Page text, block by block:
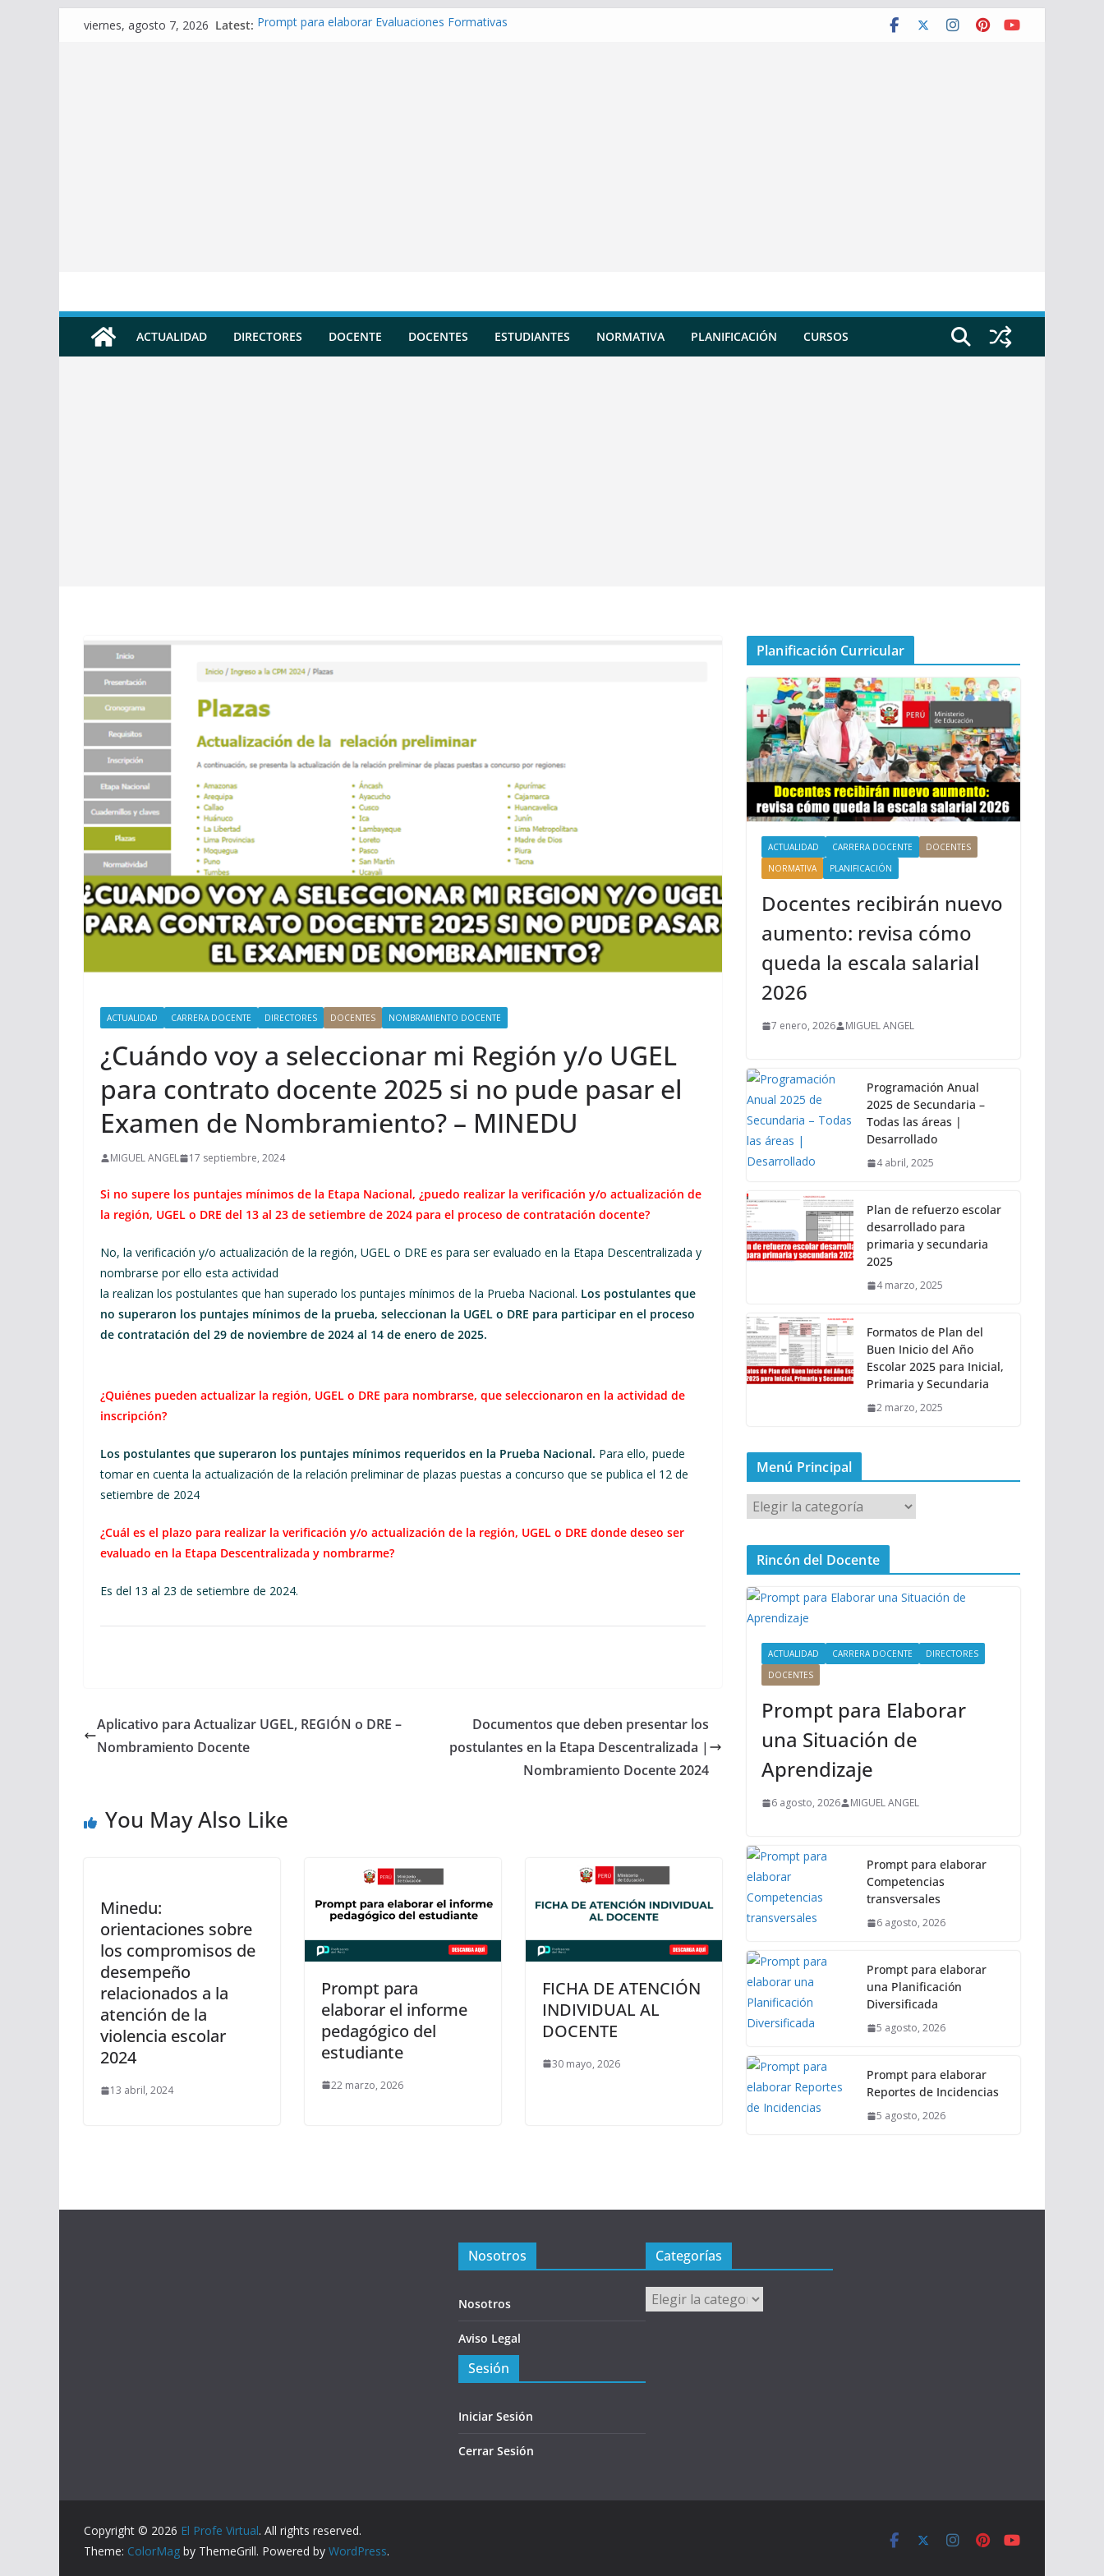
Skipviernes, agosto 7, 2026 Latest: Prompt para elaborar Evaluaciones Formativas
ACTUALIDAD DIRECTORES DOCENTE DOCENTES ESTUDIANTES NORMATIVA PLANIFICACIÓN CURSOS
ACTUALIDAD CARRERA DOCENTE DIRECTORES DOCENTES NOMBRAMIENTO DOCENTE
¿Cuándo voy a seleccionar mi Región y/o UGEL
para contrato docente 2025 si no pude pasar el
Examen de Nombramiento? – MINEDU
MIGUEL ANGEL 17 septiembre, 2024
Si no supere los puntajes mínimos de la Etapa Nacional, ¿puedo realizar la verificación y/o actualización de
la región, UGEL o DRE del 13 al 23 de setiembre de 2024 para el proceso de contratación docente?
No, la verificación y/o actualización de la región, UGEL o DRE es para ser evaluado en la Etapa Descentralizada y
nombrarse por ello esta actividad
la realizan los postulantes que han superado los puntajes mínimos de la Prueba Nacional. Los postulantes que
no superaron los puntajes mínimos de la prueba, seleccionan la UGEL o DRE para participar en el proceso
de contratación del 29 de noviembre de 2024 al 14 de enero de 2025.
¿Quiénes pueden actualizar la región, UGEL o DRE para nombrarse, que seleccionaron en la actividad de
inscripción?
Los postulantes que superaron los puntajes mínimos requeridos en la Prueba Nacional. Para ello, puede
tomar en cuenta la actualización de la relación preliminar de plazas puestas a concurso que se publica el 12 de
setiembre de 2024
¿Cuál es el plazo para realizar la verificación y/o actualización de la región, UGEL o DRE donde deseo ser
evaluado en la Etapa Descentralizada y nombrarme?
Es del 13 al 23 de setiembre de 2024.
Aplicativo para Actualizar UGEL, REGIÓN o DRE –
Nombramiento Docente
Documentos que deben presentar los
postulantes en la Etapa Descentralizada |
Nombramiento Docente 2024
You May Also Like
Minedu:
orientaciones sobre
los compromisos de
desempeño
relacionados a la
atención de la
violencia escolar
2024
13 abril, 2024
Prompt para
elaborar el informe
pedagógico del
estudiante
22 marzo, 2026
FICHA DE ATENCIÓN
INDIVIDUAL AL
DOCENTE
30 mayo, 2026
Planificación Curricular
ACTUALIDAD CARRERA DOCENTE
DOCENTES
NORMATIVA
PLANIFICACIÓN
Docentes recibirán nuevo
aumento: revisa cómo
queda la escala salarial
2026
7 enero, 2026 MIGUEL ANGEL
Programación Anual
2025 de Secundaria –
Todas las áreas |
Desarrollado
4 abril, 2025
Plan de refuerzo escolar
desarrollado para
primaria y secundaria
2025
4 marzo, 2025
Formatos de Plan del
Buen Inicio del Año
Escolar 2025 para Inicial,
Primaria y Secundaria
2 marzo, 2025
Menú Principal
M
e
n
P
i
Rincón del Docente
ACTUALIDAD CARRERA DOCENTE
DIRECTORES
DOCENTES
Prompt para Elaborar
una Situación de
Aprendizaje
6 agosto, 2026 MIGUEL ANGEL
Prompt para elaborar
Competencias
transversales
6 agosto, 2026
Prompt para elaborar
una Planificación
Diversificada
5 agosto, 2026
Prompt para elaborar
Reportes de Incidencias
5 agosto, 2026
Nosotros
Nosotros
Aviso Legal
Sesión
Iniciar Sesión
Cerrar Sesión
Categorías
Categorías
Copyright © 2026 El Profe Virtual. All rights reserved.
Theme: ColorMag by ThemeGrill. Powered by WordPress.